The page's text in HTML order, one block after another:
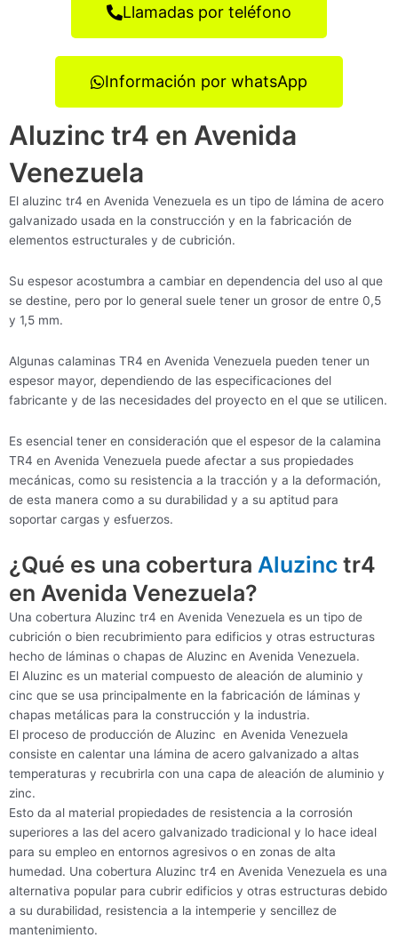
Llamadas por teléfono
Información por whatsApp
Aluzinc tr4 en Avenida
Venezuela
El aluzinc tr4 en Avenida Venezuela es un tipo de lámina de acero
galvanizado usada en la construcción y en la fabricación de
elementos estructurales y de cubrición.
Su espesor acostumbra a cambiar en dependencia del uso al que
se destine, pero por lo general suele tener un grosor de entre 0,5
y 1,5 mm.
Algunas calaminas TR4 en Avenida Venezuela pueden tener un
espesor mayor, dependiendo de las especificaciones del
fabricante y de las necesidades del proyecto en el que se utilicen.
Es esencial tener en consideración que el espesor de la calamina
TR4 en Avenida Venezuela puede afectar a sus propiedades
mecánicas, como su resistencia a la tracción y a la deformación,
de esta manera como a su durabilidad y a su aptitud para
soportar cargas y esfuerzos.
¿Qué es una cobertura Aluzinc tr4
en Avenida Venezuela?
Una cobertura Aluzinc tr4 en Avenida Venezuela es un tipo de
cubrición o bien recubrimiento para edificios y otras estructuras
hecho de láminas o chapas de Aluzinc en Avenida Venezuela.
El Aluzinc es un material compuesto de aleación de aluminio y
cinc que se usa principalmente en la fabricación de láminas y
chapas metálicas para la construcción y la industria.
El proceso de producción de Aluzinc en Avenida Venezuela
consiste en calentar una lámina de acero galvanizado a altas
temperaturas y recubrirla con una capa de aleación de aluminio y
zinc.
Esto da al material propiedades de resistencia a la corrosión
superiores a las del acero galvanizado tradicional y lo hace ideal
para su empleo en entornos agresivos o en zonas de alta
humedad. Una cobertura Aluzinc tr4 en Avenida Venezuela es una
alternativa popular para cubrir edificios y otras estructuras debido
a su durabilidad, resistencia a la intemperie y sencillez de
mantenimiento.